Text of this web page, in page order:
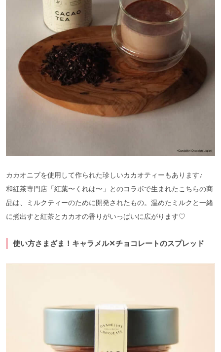
カカオニブを使用して作られた珍しいカカオティーもあります♪
和紅茶専門店「紅葉〜くれは〜」とのコラボで生まれたこちらの商
品は、ミルクティーのために開発されたもの。温めたミルクと一緒
に煮出すと紅茶とカカオの香りがいっぱいに広がります♡
使い方さまざま！キャラメル✕チョコレートのスプレッド